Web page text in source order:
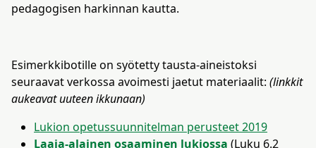
pedagogisen harkinnan kautta.
Esimerkkibotilleon syötetty tausta-aineistoksi
seuraavat verkossa avoimesti jaetut materiaalit: (linkkit
aukeavat uuteen ikkunaan)
Lukion opetussuunnitelman perusteet 2019
Laaja-alainen osaaminen lukiossa (Luku 6.2